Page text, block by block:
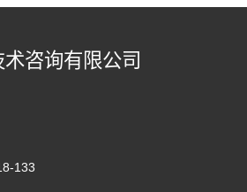
咨询有限公司
133